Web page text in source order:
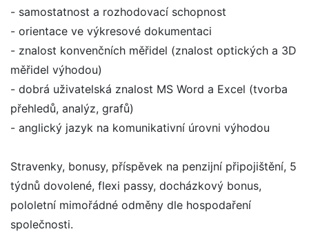
- samostatnost a rozhodovací schopnost
- orientace ve výkresové dokumentaci
- znalost konvenčních měřidel (znalost optických a 3D
měřidel výhodou)
- dobrá uživatelská znalost MS Word a Excel (tvorba
přehledů, analýz, grafů)
- anglický jazyk na komunikativní úrovni výhodou
Stravenky, bonusy, příspěvek na penzijní připojištění, 5
týdnů dovolené, flexi passy, docházkový bonus,
pololetní mimořádné odměny dle hospodaření
společnosti.